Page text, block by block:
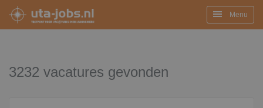
Menu
3232 vacatures gevonden